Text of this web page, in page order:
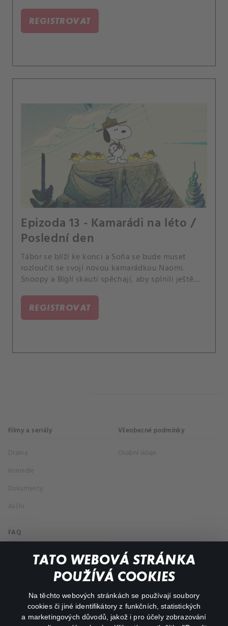
TATO WEBOVÁ STRÁNKA
POUŽÍVÁ COOKIES
Na těchto webových stránkách se používají soubory
cookies či jiné identifikátory z funkčních, statistických
a marketingových důvodů, jakož i pro účely zobrazování
REGISTROVAT
Epizoda 13 - Kamarádi na léto /
Poslední den
Tábor se blíží ke konci a Soňa se bude muset
rozloučit se svojí novou kamarádkou Naomi.
Snoopy a Bíglí skauti spěchají, aby splnili ještě
REGISTROVAT
Filmy a seriály
Drama
Komedie
Dokumenty
Akční
Všeobecné podmínky
Osobní údaje
FAQ
Můj účet
Důležité odkazy
facebookinstagram